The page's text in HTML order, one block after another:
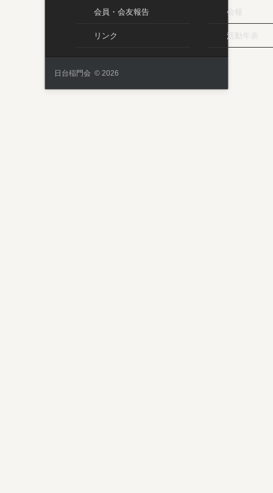
会員・会友報告 会報
リンク 活動年表
日台稲門会 © 2026